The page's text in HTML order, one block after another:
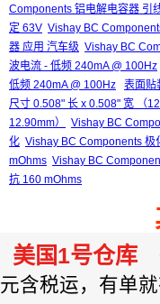
Components 铝电解电容器 引
定 63V Vishay BC
器 应用 汽车级 Vishay BC
波电流 - 低频 240mA @ 100Hz
低频 240mA @ 100Hz
表面贴
尺寸 0.508" 长 x 0.508" 宽 （
12.90mm）
Vishay BC
化 Vishay BC Components 极
mOhms Vishay BC
抗 160 mOhms
美国1号仓库
元含税运，有单